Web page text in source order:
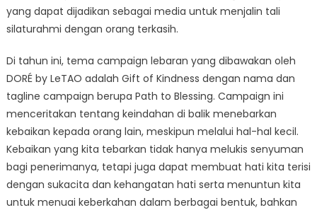
yang dapat dijadikan sebagai media untuk menjalin tali
silaturahmi dengan orang terkasih.
Di tahun ini, tema campaign lebaran yang dibawakan oleh
DORÉ by LeTAO adalah Gift of Kindness dengan nama dan
tagline campaign berupa Path to Blessing. Campaign ini
menceritakan tentang keindahan di balik menebarkan
kebaikan kepada orang lain, meskipun melalui hal-hal kecil.
Kebaikan yang kita tebarkan tidak hanya melukis senyuman
bagi penerimanya, tetapi juga dapat membuat hati kita terisi
dengan sukacita dan kehangatan hati serta menuntun kita
untuk menuai keberkahan dalam berbagai bentuk, bahkan